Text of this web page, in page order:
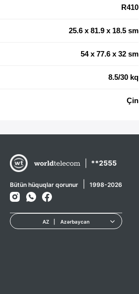
R410
25.6 x 81.9 x 18.5 sm
54 х 77.6 х 32 sm
8.5/30 kq
Çin
**2555
Bütün hüquqlar qorunur 1998-2026
AZ Azərbaycan